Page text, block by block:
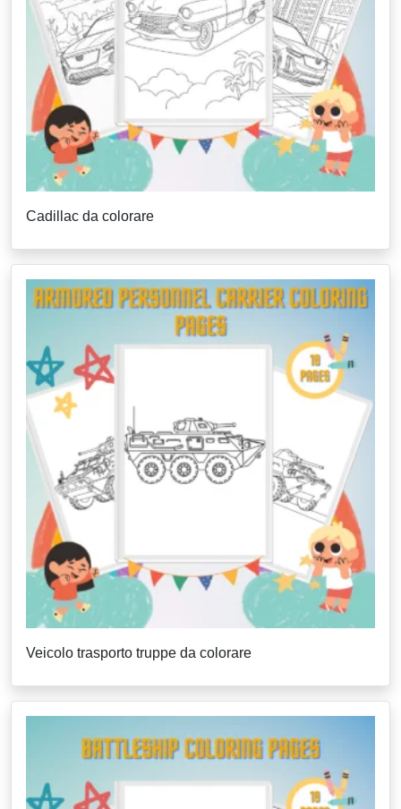
Cadillac da colorare
Veicolo trasporto truppe da colorare